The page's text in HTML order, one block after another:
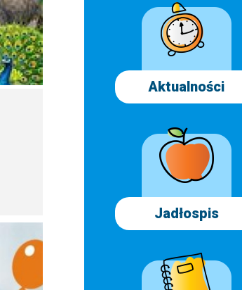
Aktualności
Jadłospis